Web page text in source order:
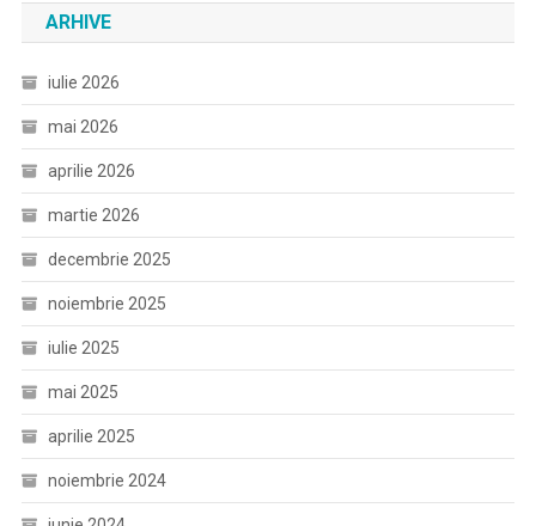
ARHIVE
iulie 2026
mai 2026
aprilie 2026
martie 2026
decembrie 2025
noiembrie 2025
iulie 2025
mai 2025
aprilie 2025
noiembrie 2024